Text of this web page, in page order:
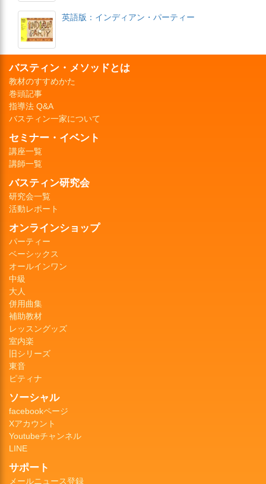
英語版：インディアン・パーティー
バスティン・メソッドとは
教材のすすめかた
巻頭記事
指導法 Q&A
バスティン一家について
セミナー・イベント
講座一覧
講師一覧
バスティン研究会
研究会一覧
活動レポート
オンラインショップ
パーティー
ベーシックス
オールインワン
中級
大人
併用曲集
補助教材
レッスングッズ
室内楽
旧シリーズ
東音
ピティナ
ソーシャル
facebookページ
Xアカウント
Youtubeチャンネル
LINE
サポート
メールニュース登録